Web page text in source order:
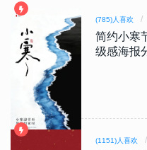
(785)人喜欢
简约小寒
级感海报
(1151)人喜欢